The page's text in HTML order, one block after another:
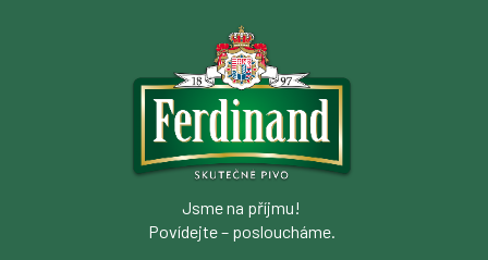
Jsme na příjmu!
Povídejte – posloucháme.